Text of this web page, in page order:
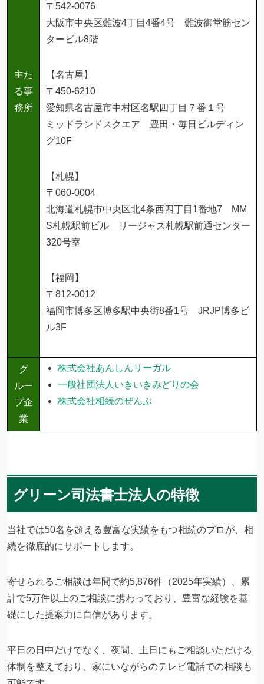
主た
る事
務所
〒542-0076
大阪市中央区難波4丁目4番4号 難波御堂筋セン
タービル8階
【名古屋】
〒450-6210
愛知県名古屋市中村区名駅四丁目７番１号
ミッドランドスクエア 豊田・毎日ビルディン
グ10F
【札幌】
〒060-0004
北海道札幌市中央区北4条西四丁目1番地7 MM
S札幌駅前ビル リージャス札幌駅前通センター
320号室
【福岡】
〒812-0012
福岡市博多区博多駅中央街8番1号 JRJP博多ビ
ル3F
グ
ルー
プ企
業
株式会社あんしんリーガル
一般社団法人いきいきみどりの会
株式会社相続のぜんぶ
グリーン司法書士法人の特徴
当社では50名を超える豊富な実績をもつ相続のプロが、相
続を徹底的にサポートします。
寄せられるご相談は年間で約5,876件（2025年実績）、累
計で5万件以上のご相談に携わっており、豊富な経験を基
礎にした提案力に自信があります。
平日の日中だけでなく、夜間、土日にもご相談いただける
体制を整えており、家にいながらのテレビ電話での相談も